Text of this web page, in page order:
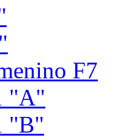
F7
"A"
"B"